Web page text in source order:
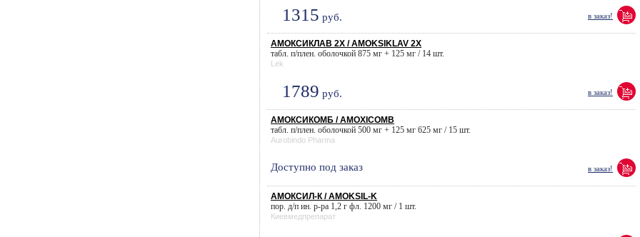
1315 руб. в заказ!
АМОКСИКЛАВ 2X / AMOKSIKLAV 2X
табл. п/плен. оболочкой 875 мг + 125 мг / 14 шт.
Lek
1789 руб. в заказ!
АМОКСИКОМБ / AMOXICOMB
табл. п/плен. оболочкой 500 мг + 125 мг 625 мг / 15 шт.
Aurobindo Pharma
Доступно под заказ в заказ!
АМОКСИЛ-К / AMOKSIL-K
пор. д/п ин. р-ра 1,2 г фл. 1200 мг / 1 шт.
Киевмедпрепарат